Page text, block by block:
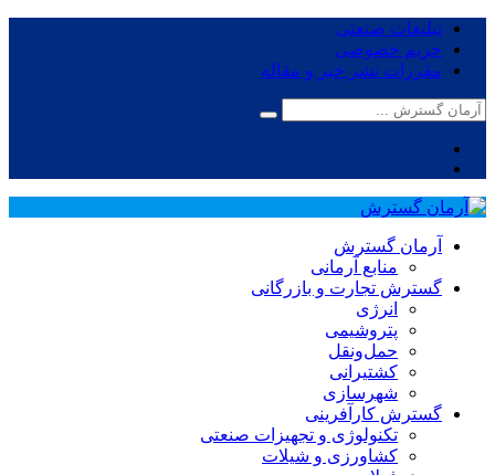
تبلیغات صنعتی
حریم خصوصی
مقررات نشر خبر و مقاله
آرمان گسترش
منابع آرمانی
گسترش تجارت و بازرگانی
انرژی
پتروشیمی
حمل‌و‌نقل
کشتیرانی
شهرسازی
گسترش کارآفرینی
تکنولوژی و تجهیزات صنعتی
کشاورزی و شیلات